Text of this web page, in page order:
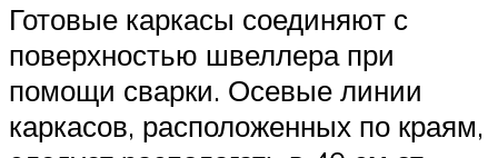
Готовые каркасы соединяют с
поверхностью швеллера при
помощи сварки. Осевые линии
каркасов, расположенных по краям,